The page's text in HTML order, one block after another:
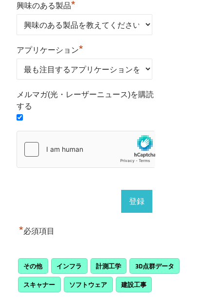
興味のある製品*
アプリケーション*
メルマガ(光・レーザーニュース)を購読
する
*必須項目
その他 インフラ 計測工学
3D点群データ
スキャナー
ソフトウェア 建設工事